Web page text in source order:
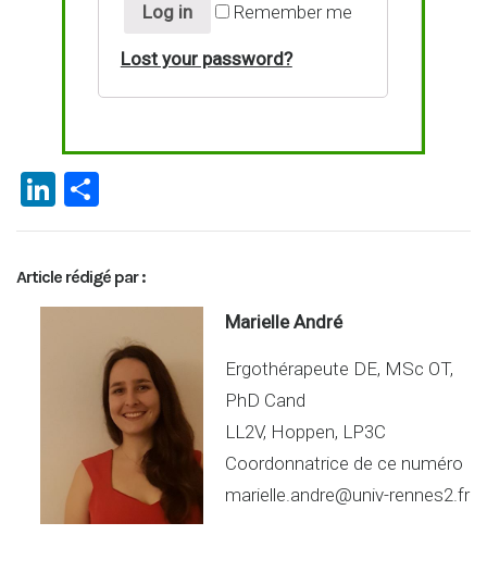
Log in Remember me
Lost your password?
Li
n
ke
dI
ar
ta
g
er
Article rédigé par :
Marielle André
Ergothérapeute DE, MSc OT,
PhD Cand
LL2V, Hoppen, LP3C
Coordonnatrice de ce numéro
marielle.andre@univ-rennes2.fr